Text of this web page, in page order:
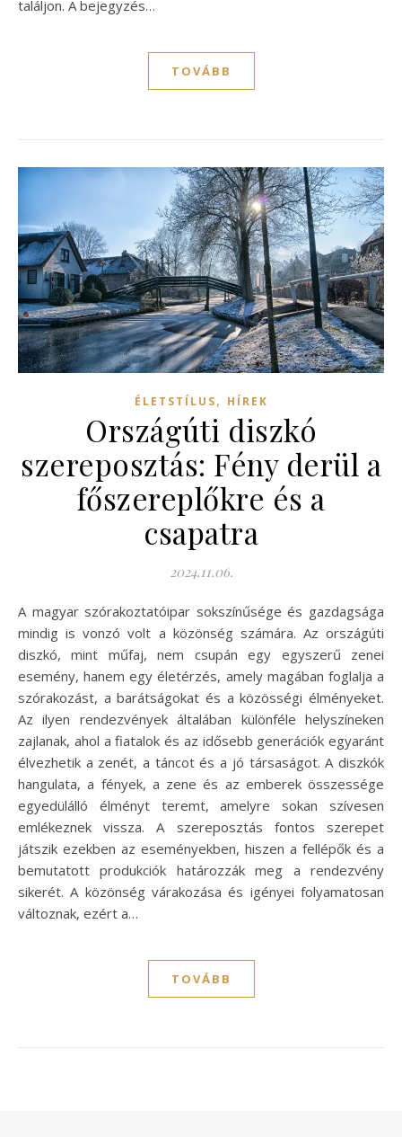
találjon. A bejegyzés…
TOVÁBB
ÉLETSTÍLUS, HÍREK
Országúti diszkó
szereposztás: Fény derül a
főszereplőkre és a
csapatra
2024.11.06.
A magyar szórakoztatóipar sokszínűsége és gazdagsága
mindig is vonzó volt a közönség számára. Az országúti
diszkó, mint műfaj, nem csupán egy egyszerű zenei
esemény, hanem egy életérzés, amely magában foglalja a
szórakozást, a barátságokat és a közösségi élményeket.
Az ilyen rendezvények általában különféle helyszíneken
zajlanak, ahol a fiatalok és az idősebb generációk egyaránt
élvezhetik a zenét, a táncot és a jó társaságot. A diszkók
hangulata, a fények, a zene és az emberek összessége
egyedülálló élményt teremt, amelyre sokan szívesen
emlékeznek vissza. A szereposztás fontos szerepet
játszik ezekben az eseményekben, hiszen a fellépők és a
bemutatott produkciók határozzák meg a rendezvény
sikerét. A közönség várakozása és igényei folyamatosan
változnak, ezért a…
TOVÁBB